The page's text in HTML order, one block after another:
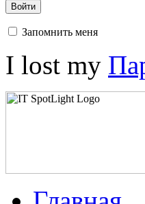
Войти
Запомнить меня
I lost my